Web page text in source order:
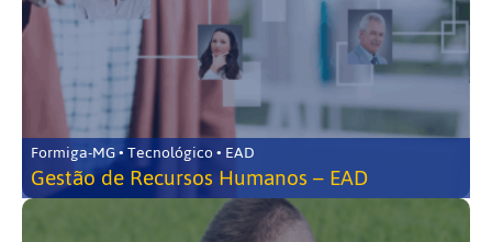
Formiga-MG • Tecnológico • EAD
Gestão de Recursos Humanos – EAD